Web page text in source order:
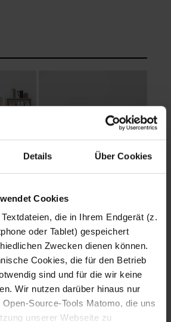
Details Über Cookies
Cookies
die in Ihrem Endgerät (z.
oder Tablet) gespeichert
Zwecken dienen können.
Cookies, die für den Betrieb
sind und für die wir keine
Wir nutzen darüber hinaus nur
Source-Tools Matomo, die uns
unserer Webseite zu
Fotografo: Lorenz
Sternbach
Download